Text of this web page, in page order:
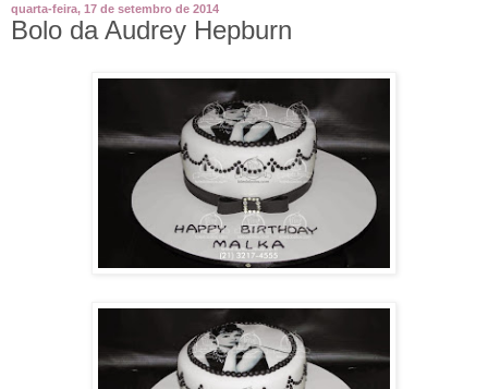
quarta-feira, 17 de setembro de 2014
Bolo da Audrey Hepburn